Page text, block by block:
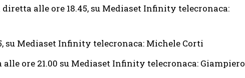
diretta alle ore 18.45, su Mediaset Infinity telecronaca:
su Mediaset Infinity telecronaca: Michele Corti
alle ore 21.00 su Mediaset Infinity telecronaca: Giampiero